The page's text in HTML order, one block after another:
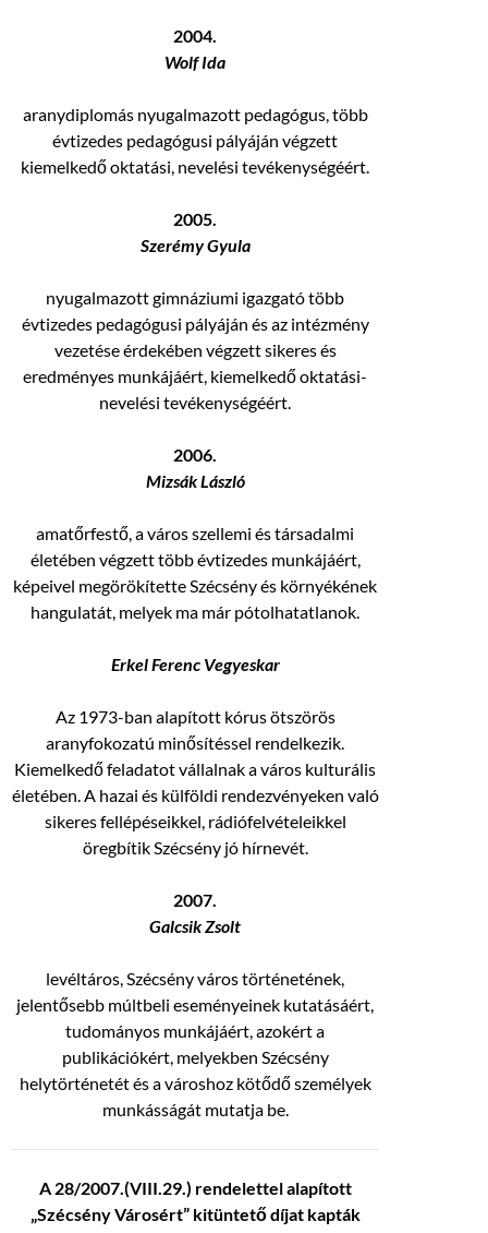
2004.
Wolf Ida
aranydiplomás nyugalmazott pedagógus, több
évtizedes pedagógusi pályáján végzett
kiemelkedő oktatási, nevelési tevékenységéért.
2005.
Szerémy Gyula
nyugalmazott gimnáziumi igazgató több
évtizedes pedagógusi pályáján és az intézmény
vezetése érdekében végzett sikeres és
eredményes munkájáért, kiemelkedő oktatási-
nevelési tevékenységéért.
2006.
Mizsák László
amatőrfestő, a város szellemi és társadalmi
életében végzett több évtizedes munkájáért,
képeivel megörökítette Szécsény és környékének
hangulatát, melyek ma már pótolhatatlanok.
Erkel Ferenc Vegyeskar
Az 1973-ban alapított kórus ötszörös
aranyfokozatú minősítéssel rendelkezik.
Kiemelkedő feladatot vállalnak a város kulturális
életében. A hazai és külföldi rendezvényeken való
sikeres fellépéseikkel, rádiófelvételeikkel
öregbítik Szécsény jó hírnevét.
2007.
Galcsik Zsolt
levéltáros, Szécsény város történetének,
jelentősebb múltbeli eseményeinek kutatásáért,
tudományos munkájáért, azokért a
publikációkért, melyekben Szécsény
helytörténetét és a városhoz kötődő személyek
munkásságát mutatja be.
A 28/2007.(VIII.29.) rendelettel alapított
„Szécsény Városért” kitüntető díjat kapták